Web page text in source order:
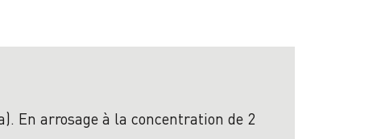
En arrosage à la concentration de 2